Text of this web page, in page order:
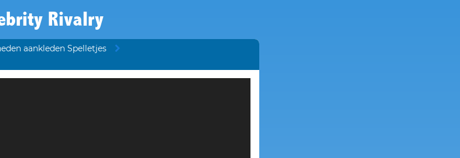
Rivalry
aankleden Spelletjes